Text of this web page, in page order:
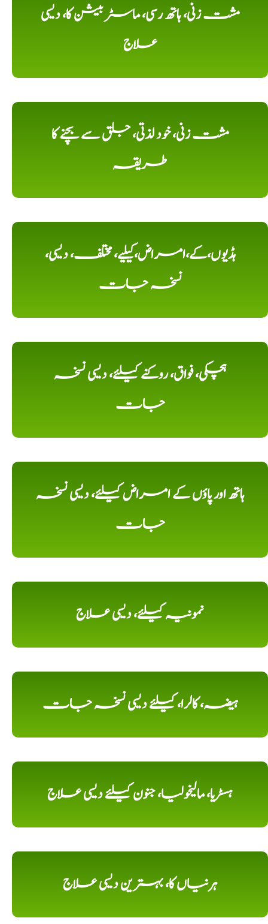
مشت زنی، ہاتھ رسی، ماسٹر بیشن کا، دیسی
علاج
مشت زنی، خود لذتی، جلق سے بچنے کا
طریقہ
ہڈیوں،کے،امراض،کیلیے، مختلف، دیسی،
نسخہ جات
ہچکی، فواق، روکنے کیلئے، دیسی نسخہ
جات
ہاتھ اور پاؤں کے امراض کیلئے، دیسی نسخہ
جات
نمونیہ کیلئے، دیسی علاج
ہیضہ، کالرا، کیلئے دیسی نسخہ جات
ہسٹریا، مالیخولیا، جنون کیلئے دیسی علاج
ہرنیاں کا، بہترین دیسی علاج